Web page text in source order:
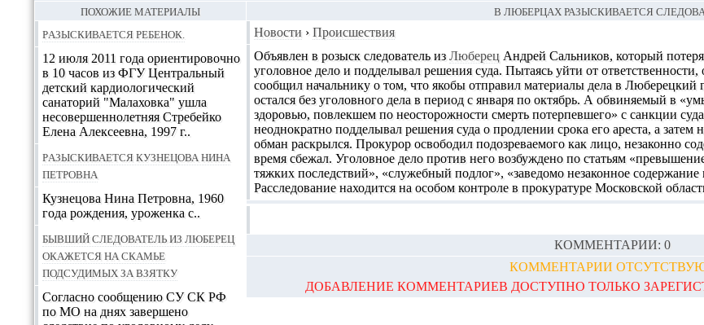
В ЛЮБЕРЦАХ РАЗЫСКИВАЕТСЯ
Новости › Происшествия
Объявлен в розыск следователь из Люберец Андрей Сальников, который
уголовное дело и подделывал решения суда. Пытаясь уйти от ответственности,
сообщил начальнику о том, что якобы отправил материалы дела в Люберецкий
остался без уголовного дела в период с января по октябрь. А обвиняемый в
здоровью, повлекшем по неосторожности смерть потерпевшего» с санкции
неоднократно подделывал решения суда о продлении срока его ареста, а
обман раскрылся. Прокурор освободил подозреваемого как лицо, незаконно
время сбежал. Уголовное дело против него возбуждено по статьям
тяжких последствий», «служебный подлог», «заведомо незаконное
Расследование находится на особом контроле в прокуратуре Московской
КОММЕНТАРИИ: 0
КОММЕНТАРИИ
ДОБАВЛЕНИЕ КОММЕНТАРИЕВ ДОСТУПНО ТОЛЬКО
ПОХОЖИЕ МАТЕРИАЛЫ
Разыскивается ребенок.
12 июля 2011 года ориентировочно
в 10 часов из ФГУ Центральный
детский кардиологический
санаторий "Малаховка" ушла
несовершеннолетняя Стребейко
Елена Алексеевна, 1997 г..
Разыскивается Кузнецова Нина
Петровна
Кузнецова Нина Петровна, 1960
года рождения, уроженка с..
Бывший следователь из Люберец
окажется на скамье
подсудимых за взятку
Согласно сообщению СУ СК РФ
по МО на днях завершено